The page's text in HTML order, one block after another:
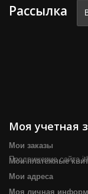
Рассылка
Продвижение сайта
Моя учетная
Мои заказы
Мои платёжные
Мои адреса
Моя личная